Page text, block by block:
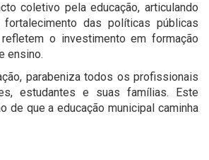
coletivo pela educação, articulando
das políticas públicas
o investimento em formação
ensino.
parabeniza todos os profissionais
estudantes e suas famílias. Este
de que a educação municipal caminha